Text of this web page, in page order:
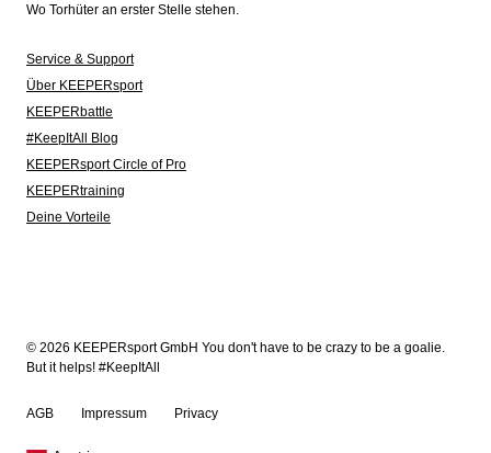
Wo Torhüter an erster Stelle stehen.
Service & Support
Über KEEPERsport
KEEPERbattle
#KeepItAll Blog
KEEPERsport Circle of Pro
KEEPERtraining
Deine Vorteile
© 2026 KEEPERsport GmbH You don't have to be crazy to be a goalie.
But it helps! #KeepItAll
AGB Impressum Privacy